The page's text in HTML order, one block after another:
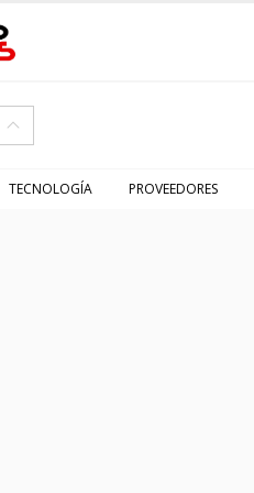
TECNOLOGÍA PROVEEDORES